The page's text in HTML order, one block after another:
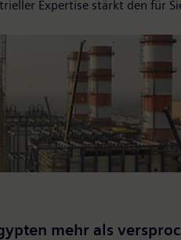
Expertise stärkt den für
mehr als